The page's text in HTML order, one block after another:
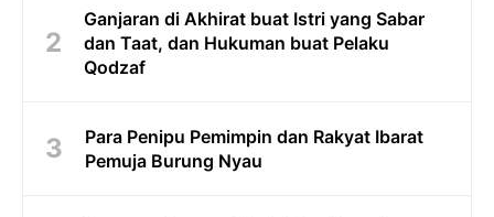
Ganjaran di Akhirat buat Istri yang Sabar
dan Taat, dan Hukuman buat Pelaku
Qodzaf
Para Penipu Pemimpin dan Rakyat Ibarat
Pemuja Burung Nyau